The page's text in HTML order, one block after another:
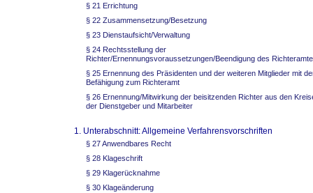
§ 21 Errichtung
§ 22 Zusammensetzung/Besetzung
§ 23 Dienstaufsicht/Verwaltung
§ 24 Rechtsstellung der
Richter/Ernennungsvoraussetzungen/Beendigung des
§ 25 Ernennung des Präsidenten und der weiteren Mitglieder mit
Befähigung zum Richteramt
§ 26 Ernennung/Mitwirkung der beisitzenden Richter aus den
der Dienstgeber und Mitarbeiter
1. Unterabschnitt: Allgemeine Verfahrensvorschriften
§ 27 Anwendbares Recht
§ 28 Klageschrift
§ 29 Klagerücknahme
§ 30 Klageänderung